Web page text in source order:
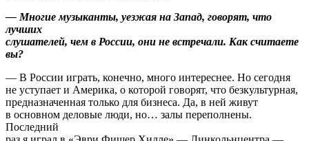
— Многие музыканты, уезжая на Запад, говорят, что
лучших
слушателей, чем в России, они не встречали. Как считаете
вы?
— В России играть, конечно, много интереснее. Но сегодня
не уступает и Америка, о которой говорят, что безкультурная,
предназначенная только для бизнеса. Да, в ней живут
в основном деловые люди, но… залы переполнены.
Последний